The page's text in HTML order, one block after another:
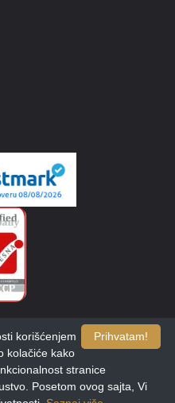
Prihvatam!
korišćenjem
kolačiće kako
stranice
Posetom ovog sajta, Vi